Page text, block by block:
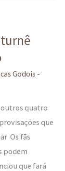
Godois -
outros quatro
que
Os fãs
podem
que fará